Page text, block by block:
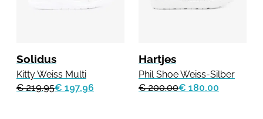
Solidus
Kitty Weiss Multi
€ 219.95€ 197.96
Hartjes
Phil Shoe Weiss-Silber
€ 200.00€ 180.00